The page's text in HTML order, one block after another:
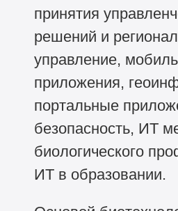
принятия
решений и
управление,
приложения,
портальные
безопасность, ИТ
биологического
ИТ в образовании.